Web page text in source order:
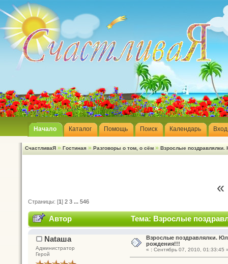
Начало Каталог Помощь Поиск Календарь Вход
СчастливаЯ » Гостиная » Разговоры о том, о сём » Взрослые
Страницы: [1] 2 3 ... 546
Автор Тема: Взрослые
Nataшa
Администратор
Герой
Взрослые поздравлялки.
рождения!!!
« :Сентябрь 07, 2010, 01:33:45